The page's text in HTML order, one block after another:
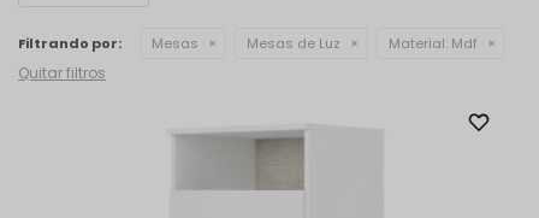
Filtrando por: Mesas Mesas de Luz Material: Mdf
Quitar filtros